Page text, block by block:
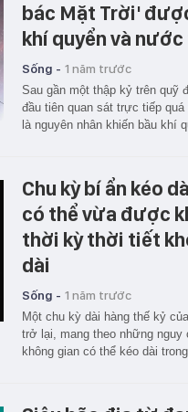
bác Mặt Trời'
khí quyển và
Sống - 1 năm trước
Sau gần một thập kỷ trên quỹ
đầu tiên quan sát trực tiếp
là nguyên nhân khiến bầu khí
Chu kỳ bí ẩn kéo
có thể vừa được
thời kỳ thời tiết
dài
Sống - 1 năm trước
Một chu kỳ dài hàng thế kỷ
trở lại, mang theo những
không gian có thể kéo dài